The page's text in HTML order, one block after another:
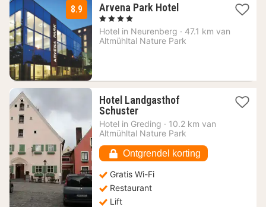
8.9 Arvena Park Hotel1
vanaf
91
, 4 Sterren
Hotel in Neurenberg · 47.1 km van
Altmühltal Nature Park
Hotel Landgasthof
Schuster1
nacht
vanaf
€
Hotel in Greding · 10.2 km van
Altmühltal Nature Park
Ontgrendel korting
Gratis Wi-Fi
Restaurant
Lift